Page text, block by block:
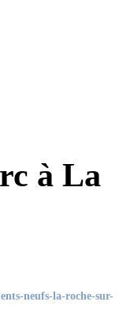
à La
neufs-la-roche-sur-